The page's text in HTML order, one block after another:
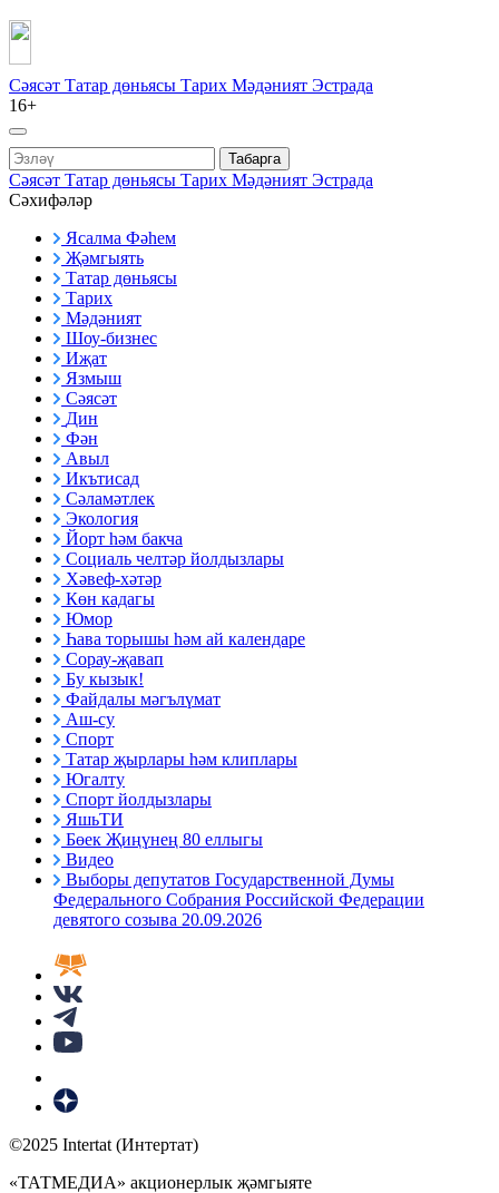
Сәясәт Татар дөньясы Тарих Мәдәният Эстрада
16+
Табарга
Сәясәт Татар дөньясы Тарих Мәдәният Эстрада
Сәхифәләр
Ясалма Фәһем
Җәмгыять
Татар дөньясы
Тарих
Мәдәният
Шоу-бизнес
Иҗат
Язмыш
Сәясәт
Дин
Фән
Авыл
Икътисад
Сәламәтлек
Экология
Йорт һәм бакча
Социаль челтәр йолдызлары
Хәвеф-хәтәр
Көн кадагы
Юмор
Һава торышы һәм ай календаре
Сорау-җавап
Бу кызык!
Файдалы мәгълүмат
Аш-су
Спорт
Татар җырлары һәм клиплары
Югалту
Спорт йолдызлары
ЯшьТИ
Бөек Җиңүнең 80 еллыгы
Видео
Выборы депутатов Государственной Думы
Федерального Собрания Российской Федерации
девятого созыва 20.09.2026
©2025 Intertat (Интертат)
«ТАТМЕДИА» акционерлык җәмгыяте